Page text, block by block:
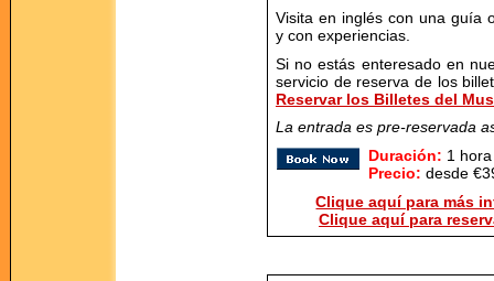
Visita en inglés con una guía
y con experiencias.
Si no estás enteresado en
servicio de reserva de los
Reservar los Billetes del
La entrada es pre-reservada
Duración: 1
Precio: desde
Clique aquí para más
Clique aquí para